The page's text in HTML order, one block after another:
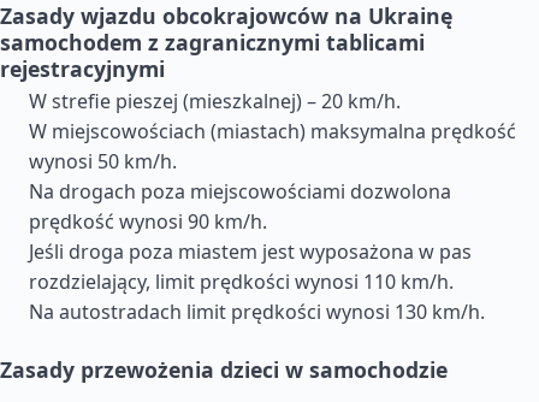
Zasady wjazdu obcokrajowców na Ukrainę
samochodem z zagranicznymi tablicami
rejestracyjnymi
W strefie pieszej (mieszkalnej) – 20 km/h.
W miejscowościach (miastach) maksymalna prędkość
wynosi 50 km/h.
Na drogach poza miejscowościami dozwolona
prędkość wynosi 90 km/h.
Jeśli droga poza miastem jest wyposażona w pas
rozdzielający, limit prędkości wynosi 110 km/h.
Na autostradach limit prędkości wynosi 130 km/h.
Zasady przewożenia dzieci w samochodzie